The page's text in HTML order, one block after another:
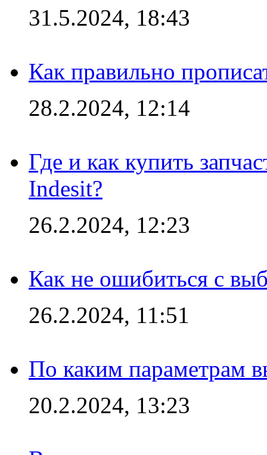
31.5.2024, 18:43
Как правильно
28.2.2024, 12:14
Где и как купить
Indesit?
26.2.2024, 12:23
Как не ошибиться с
26.2.2024, 11:51
По каким параметрам
20.2.2024, 13:23